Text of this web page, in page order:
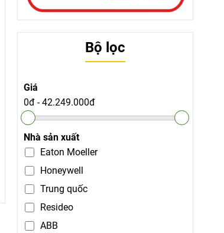
Bộ lọc
Giá
0đ - 42.249.000đ
Nhà sản xuất
Eaton Moeller
Honeywell
Trung quốc
Resideo
ABB